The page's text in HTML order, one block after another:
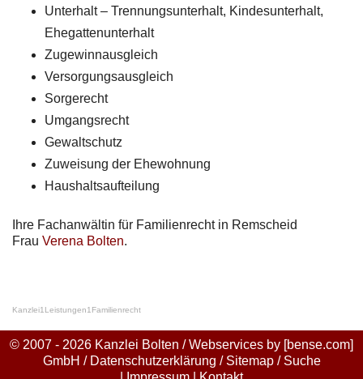
Unterhalt – Trennungsunterhalt, Kindesunterhalt,
Ehegattenunterhalt
Zugewinnausgleich
Versorgungsausgleich
Sorgerecht
Umgangsrecht
Gewaltschutz
Zuweisung der Ehewohnung
Haushaltsaufteilung
Ihre Fachanwältin für Familienrecht in Remscheid
Frau Verena Bolten.
Kanzlei1 Leistungen1 Familienrecht
© 2007 - 2026 Kanzlei Bolten / Webservices by [bense.com]
GmbH / Datenschutzerklärung / Sitemap/ Suche